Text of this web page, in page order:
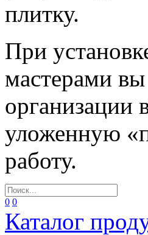
плитку.
При
мастерами вы
организации
уложенную
работу.
0 0
Каталог